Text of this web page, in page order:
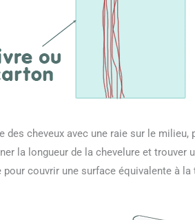
des cheveux avec une raie sur le
la longueur de la chevelure et
couvrir une surface équivalente à